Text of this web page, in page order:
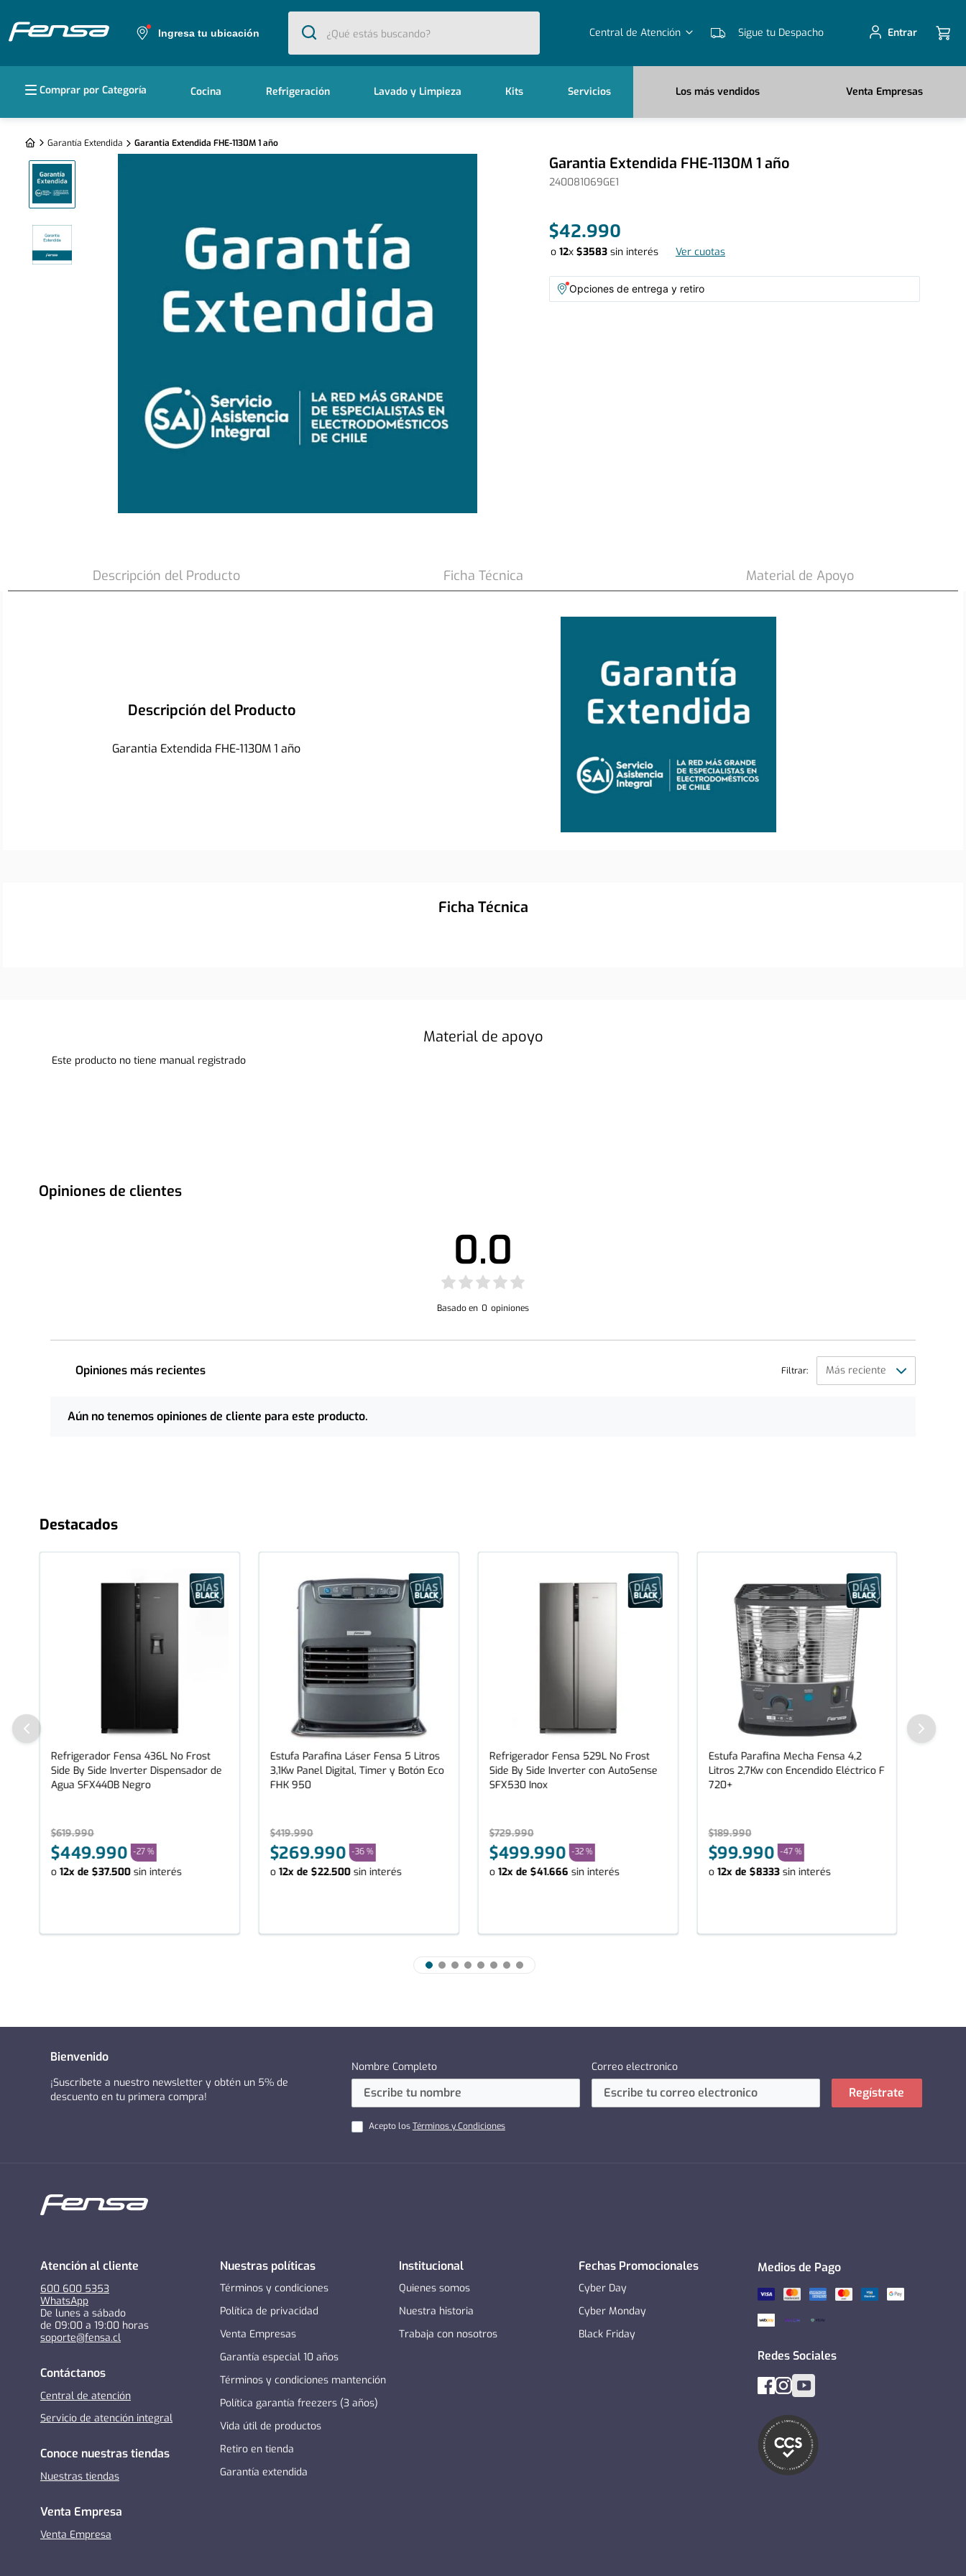
Ingresa tu ubicación
¿Qué estás buscando?
1. cocina 5 platos
3. bottom freezer
4. refrigerador no frost
secadora
Central de Atención Sigue tu Despacho Entrar
Comprar por Categoría Cocina Refrigeración Lavado y Limpieza Kits Servicios Los más vendidos Venta Empresas
Garantía Extendida Garantia Extendida FHE-1130M 1 año
Garantia Extendida FHE-1130M 1 año
240081069GE1
$42.990
o 12x $3583 sin interés Ver cuotas
Opciones de entrega y retiro
Descripción del Producto Ficha Técnica Material de Apoyo
Descripción del Producto
Garantia Extendida FHE-1130M 1 año
Ficha Técnica
Material de apoyo
Este producto no tiene manual registrado
Opiniones de clientes
0.0
Basado en 0 opiniones
Opiniones más recientes Filtrar:
Aún no tenemos opiniones de cliente para este producto.
Destacados
Refrigerador Fensa 436L No Frost
Side By Side Inverter Dispensador de
Agua SFX440B Negro
$619.990
$449.990 -27 %
o 12x de $37.500 sin interés
Estufa Parafina Láser Fensa 5 Litros
3,1Kw Panel Digital, Timer y Botón Eco
FHK 950
$419.990
$269.990 -36 %
o 12x de $22.500 sin interés
Refrigerador Fensa 529L No Frost
Side By Side Inverter con AutoSense
SFX530 Inox
$729.990
$499.990 -32 %
o 12x de $41.666 sin interés
Estufa Parafina Mecha Fensa 4,2
Litros 2,7Kw con Encendido Eléctrico F
720+
$189.990
$99.990 -47 %
o 12x de $8333 sin interés
Bienvenido
¡Suscríbete a nuestro newsletter y obtén un 5% de
descuento en tu primera compra!
Nombre Completo Correo electronico
Acepto losTérminos y Condiciones
Regístrate
Atención al cliente
600 600 5353
WhatsApp
De lunes a sábado
de 09:00 a 19:00 horas
soporte@fensa.cl
Contáctanos
Central de atención
Servicio de atención integral
Conoce nuestras tiendas
Nuestras tiendas
Venta Empresa
Venta Empresa
Nuestras políticas
Términos y condiciones
Política de privacidad
Venta Empresas
Garantía especial 10 años
Términos y condiciones mantención
Política garantía freezers (3 años)
Vida útil de productos
Retiro en tienda
Garantía extendida
Institucional
Quienes somos
Nuestra historia
Trabaja con nosotros
Fechas Promocionales
Cyber Day
Cyber Monday
Black Friday
Medios de Pago
Redes Sociales